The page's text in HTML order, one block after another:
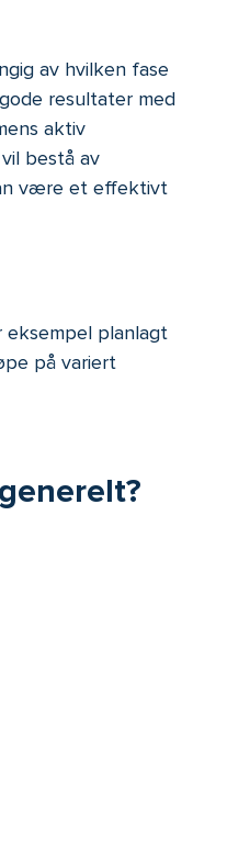
av hvilken fase
resultater med
aktiv
bestå av
være et effektivt
planlagt
på variert